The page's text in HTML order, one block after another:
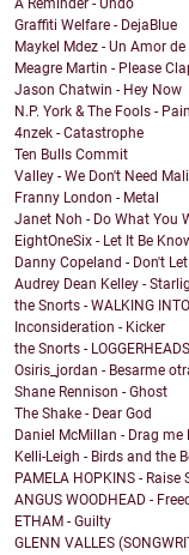
A Reminder - Undo
Graffiti Welfare - DejaBlue
Maykel Mdez - Un Amor de
Meagre Martin - Please
Jason Chatwin - Hey Now
N.P. York & The Fools -
4nzek - Catastrophe
Ten Bulls Commit
Valley - We Don't Need
Franny London - Metal
Janet Noh - Do What You
EightOneSix - Let It Be
Danny Copeland - Don't
Audrey Dean Kelley -
the Snorts - WALKING
Inconsideration - Kicker
the Snorts - LOGGERHEADS
Osiris_jordan - Besarme
Shane Rennison - Ghost
The Shake - Dear God
Daniel McMillan - Drag me
Kelli-Leigh - Birds and the
PAMELA HOPKINS - Raise
ANGUS WOODHEAD -
ETHAM - Guilty
GLENN VALLES